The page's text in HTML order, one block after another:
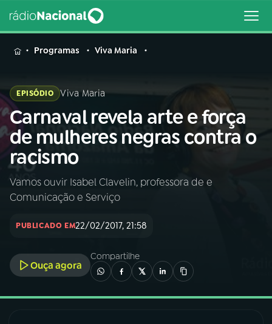
MENU
Buscar
na
Rádio
Nacional
Buscar
AO VIVO
INÍCIO
A RÁDIO
03PROGRAMAÇÃO
Programas Viva Maria
EPISÓDIO Viva Maria
Carnaval revela arte e força
de mulheres negras contra o
racismo
Vamos ouvir Isabel Clavelin, professora de e
Comunicação e Serviço
PUBLICADO EM22/02/2017, 21:58
Ouça agora
Compartilhe